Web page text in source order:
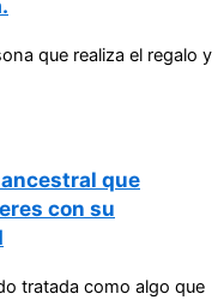
que realiza el regalo y
que
con su
tratada como algo que